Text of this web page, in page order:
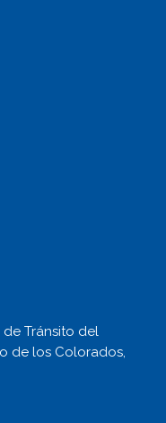
de Tránsito del
de los Colorados,